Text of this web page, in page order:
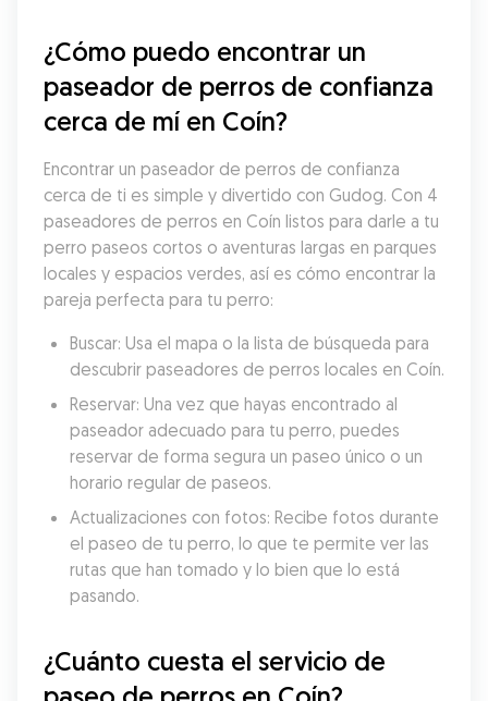
¿Cómo puedo encontrar un
paseador de perros de confianza
cerca de mí en Coín?
Encontrar un paseador de perros de confianza
cerca de ti es simple y divertido con Gudog. Con 4
paseadores de perros en Coín listos para darle a tu
perro paseos cortos o aventuras largas en parques
locales y espacios verdes, así es cómo encontrar la
pareja perfecta para tu perro:
Buscar: Usa el mapa o la lista de búsqueda para
descubrir paseadores de perros locales en Coín.
Reservar: Una vez que hayas encontrado al
paseador adecuado para tu perro, puedes
reservar de forma segura un paseo único o un
horario regular de paseos.
Actualizaciones con fotos: Recibe fotos durante
el paseo de tu perro, lo que te permite ver las
rutas que han tomado y lo bien que lo está
pasando.
¿Cuánto cuesta el servicio de